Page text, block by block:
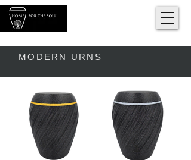
MODERN URNS